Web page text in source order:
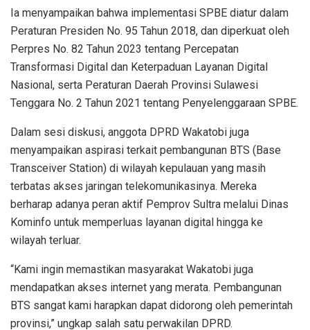
Ia menyampaikan bahwa implementasi SPBE diatur dalam
Peraturan Presiden No. 95 Tahun 2018, dan diperkuat oleh
Perpres No. 82 Tahun 2023 tentang Percepatan
Transformasi Digital dan Keterpaduan Layanan Digital
Nasional, serta Peraturan Daerah Provinsi Sulawesi
Tenggara No. 2 Tahun 2021 tentang Penyelenggaraan SPBE.
Dalam sesi diskusi, anggota DPRD Wakatobi juga
menyampaikan aspirasi terkait pembangunan BTS (Base
Transceiver Station) di wilayah kepulauan yang masih
terbatas akses jaringan telekomunikasinya. Mereka
berharap adanya peran aktif Pemprov Sultra melalui Dinas
Kominfo untuk memperluas layanan digital hingga ke
wilayah terluar.
“Kami ingin memastikan masyarakat Wakatobi juga
mendapatkan akses internet yang merata. Pembangunan
BTS sangat kami harapkan dapat didorong oleh pemerintah
provinsi,” ungkap salah satu perwakilan DPRD.